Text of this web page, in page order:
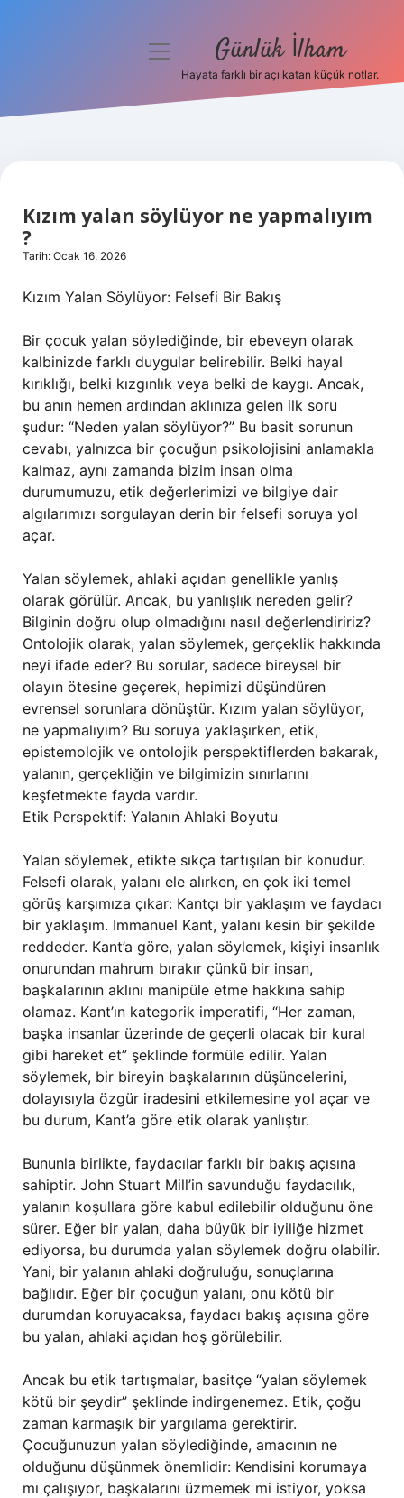
Hakkımızda
menüyü
Günlük İlham
Hayata farklı bir açı katan küçük notlar.
Kızım yalan söylüyor ne yapmalıyım
?
Tarih: Ocak 16, 2026
Kızım Yalan Söylüyor: Felsefi Bir Bakış
Bir çocuk yalan söylediğinde, bir ebeveyn olarak
kalbinizde farklı duygular belirebilir. Belki hayal
kırıklığı, belki kızgınlık veya belki de kaygı. Ancak,
bu anın hemen ardından aklınıza gelen ilk soru
şudur: “Neden yalan söylüyor?” Bu basit sorunun
cevabı, yalnızca bir çocuğun psikolojisini anlamakla
kalmaz, aynı zamanda bizim insan olma
durumumuzu, etik değerlerimizi ve bilgiye dair
algılarımızı sorgulayan derin bir felsefi soruya yol
açar.
Yalan söylemek, ahlaki açıdan genellikle yanlış
olarak görülür. Ancak, bu yanlışlık nereden gelir?
Bilginin doğru olup olmadığını nasıl değerlendiririz?
Ontolojik olarak, yalan söylemek, gerçeklik hakkında
neyi ifade eder? Bu sorular, sadece bireysel bir
olayın ötesine geçerek, hepimizi düşündüren
evrensel sorunlara dönüştür. Kızım yalan söylüyor,
ne yapmalıyım? Bu soruya yaklaşırken, etik,
epistemolojik ve ontolojik perspektiflerden bakarak,
yalanın, gerçekliğin ve bilgimizin sınırlarını
keşfetmekte fayda vardır.
Etik Perspektif: Yalanın Ahlaki Boyutu
Yalan söylemek, etikte sıkça tartışılan bir konudur.
Felsefi olarak, yalanı ele alırken, en çok iki temel
görüş karşımıza çıkar: Kantçı bir yaklaşım ve faydacı
bir yaklaşım. Immanuel Kant, yalanı kesin bir şekilde
reddeder. Kant’a göre, yalan söylemek, kişiyi insanlık
onurundan mahrum bırakır çünkü bir insan,
başkalarının aklını manipüle etme hakkına sahip
olamaz. Kant’ın kategorik imperatifi, “Her zaman,
başka insanlar üzerinde de geçerli olacak bir kural
gibi hareket et” şeklinde formüle edilir. Yalan
söylemek, bir bireyin başkalarının düşüncelerini,
dolayısıyla özgür iradesini etkilemesine yol açar ve
bu durum, Kant’a göre etik olarak yanlıştır.
Bununla birlikte, faydacılar farklı bir bakış açısına
sahiptir. John Stuart Mill’in savunduğu faydacılık,
yalanın koşullara göre kabul edilebilir olduğunu öne
sürer. Eğer bir yalan, daha büyük bir iyiliğe hizmet
ediyorsa, bu durumda yalan söylemek doğru olabilir.
Yani, bir yalanın ahlaki doğruluğu, sonuçlarına
bağlıdır. Eğer bir çocuğun yalanı, onu kötü bir
durumdan koruyacaksa, faydacı bakış açısına göre
bu yalan, ahlaki açıdan hoş görülebilir.
Ancak bu etik tartışmalar, basitçe “yalan söylemek
kötü bir şeydir” şeklinde indirgenemez. Etik, çoğu
zaman karmaşık bir yargılama gerektirir.
Çocuğunuzun yalan söylediğinde, amacının ne
olduğunu düşünmek önemlidir: Kendisini korumaya
mı çalışıyor, başkalarını üzmemek mi istiyor, yoksa